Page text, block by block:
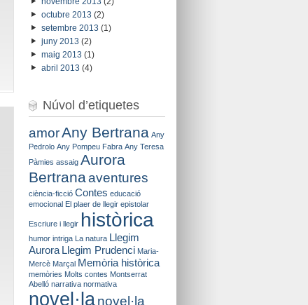
octubre 2013 (2)
setembre 2013 (1)
juny 2013 (2)
maig 2013 (1)
abril 2013 (4)
Núvol d’etiquetes
amorAny Bertrana Any
Pedrolo Any Pompeu Fabra Any Teresa
Pàmies assaig Aurora
Bertranaaventures
ciència-ficció Contes educació
emocional El plaer de llegir epistolar
Escriure i llegir històrica
humor intriga La natura Llegim
Aurora Llegim Prudenci Maria-
Mercè Marçal Memòria històrica
memòries Molts contes Montserrat
Abelló narrativa normativa
novel·la novel·la